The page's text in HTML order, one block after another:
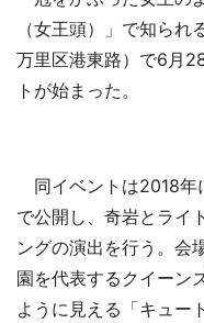
（女王頭）」で知ら
万里区港東路）で6月
トが始まった。
同イベントは2018年
で公開し、奇岩とライ
ングの演出を行う。会
園を代表するクイーン
ように見える「キュ